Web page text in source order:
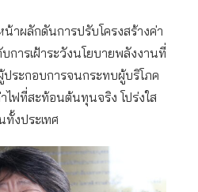
าผลักดันการปรับโครงสร้างค่า
การเฝ้าระวังนโยบายพลังงานที่
ประกอบการจนกระทบผู้บริโภค
ไฟที่สะท้อนต้นทุนจริง โปร่งใส
งประเทศ